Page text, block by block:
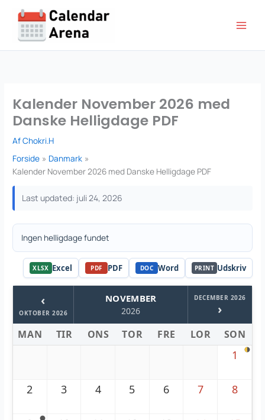
indholdet
Kalender November 2026 med
Danske Helligdage PDF
AfChokri.H
Forside
Danmark
Kalender November 2026 med Danske Helligdage PDF
Last updated: juli 24, 2026
Ingen helligdage fundet
XLSX Excel PDF PDF DOC Word PRINT Udskriv
‹
OKTOBER 2026
NOVEMBER
2026
DECEMBER 2026
›
MAN TIR ONS TOR FRE LOR SON
1
2 3 4 5 6 7 8